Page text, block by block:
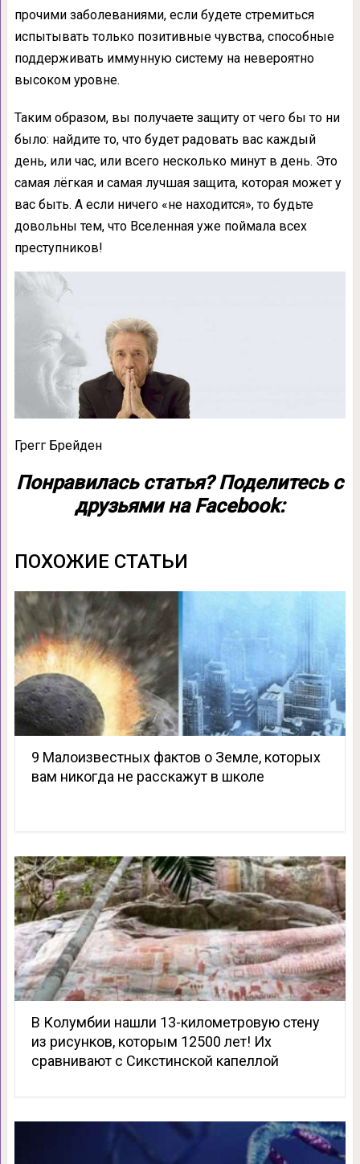
прочими заболеваниями, если будете стремиться
испытывать только позитивные чувства, способные
поддерживать иммунную систему на невероятно
высоком уровне.
Таким образом, вы получаете защиту от чего бы то ни
было: найдите то, что будет радовать вас каждый
день, или час, или всего несколько минут в день. Это
самая лёгкая и самая лучшая защита, которая может у
вас быть. А если ничего «не находится», то будьте
довольны тем, что Вселенная уже поймала всех
преступников!
Грегг Брейден
Понравилась статья? Поделитесь с
друзьями на Facebook:
ПОХОЖИЕ СТАТЬИ
9 Малоизвестных фактов о Земле, которых
вам никогда не расскажут в школе
В Колумбии нашли 13-километровую стену
из рисунков, которым 12500 лет! Их
сравнивают с Cикстинской капеллой